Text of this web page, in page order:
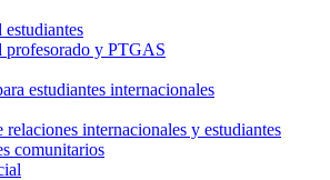
y PTGAS
estudiantes internacionales
relaciones internacionales y estudiantes
comunitarios